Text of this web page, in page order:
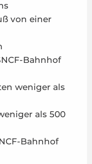
von einer
Bahnhof
weniger als
als 500
Bahnhof